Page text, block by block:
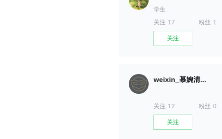
学生
关注 17 粉丝 1
关注
weixin_慕婉清...
关注 12 粉丝 0
关注